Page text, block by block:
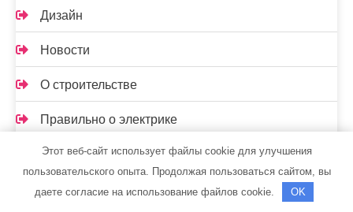
Дизайн
Новости
О строительстве
Правильно о электрике
Техника
Спасибо, что выбрали нас
Этот веб-сайт использует файлы cookie для улучшения
пользовательского опыта. Продолжая пользоваться сайтом, вы
даете согласие на использование файлов cookie.
OK